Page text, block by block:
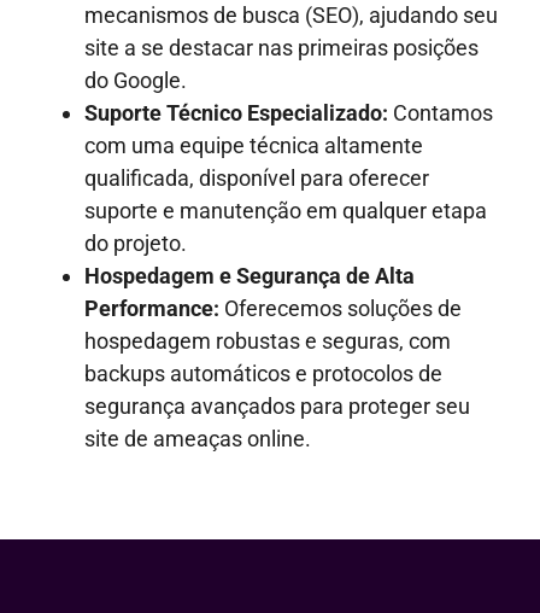
mecanismos de busca (SEO), ajudando seu
site a se destacar nas primeiras posições
do Google.
Suporte Técnico Especializado: Contamos
com uma equipe técnica altamente
qualificada, disponível para oferecer
suporte e manutenção em qualquer etapa
do projeto.
Hospedagem e Segurança de Alta
Performance: Oferecemos soluções de
hospedagem robustas e seguras, com
backups automáticos e protocolos de
segurança avançados para proteger seu
site de ameaças online.